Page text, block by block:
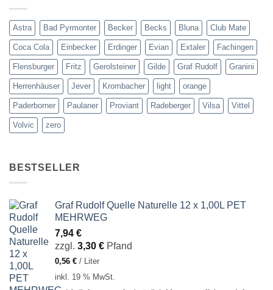
Astra Bad Pyrmonter Becker Becks Bluna Club Mate
Coca Cola Einbecker Erdinger Evian Extaler Fachingen
Flensburger Fritz Gerolsteiner Gilde Graf Rudolf Granini
Herrenhäuser Jever Krombacher light orange
Paderborner Paulaner Proviant Radeberger Vilsa Vittel
Volvic zero
BESTSELLER
Graf Rudolf Quelle Naturelle 12 x 1,00L PET
MEHRWEG
7,94 €
zzgl. 3,30 € Pfand
0,56 € /
Liter
inkl. 19 % MwSt.